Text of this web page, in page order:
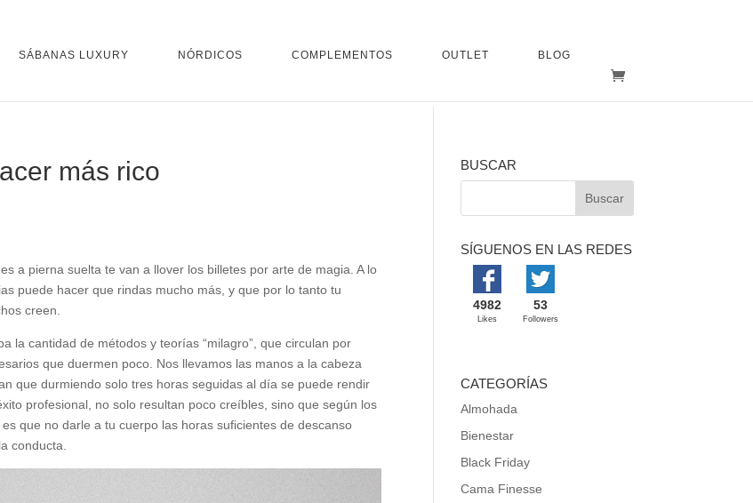
SÁBANAS LUXURY NÓRDICOS COMPLEMENTOS OUTLET BLOG
más rico
a pierna suelta te van a llover los billetes por arte de magia. A lo
puede hacer que rindas mucho más, y que por lo tanto tu
creen.
la cantidad de métodos y teorías “milagro”, que circulan por
que duermen poco. Nos llevamos las manos a la cabeza
que durmiendo solo tres horas seguidas al día se puede rendir
profesional, no solo resultan poco creíbles, sino que según los
es que no darle a tu cuerpo las horas suficientes de descanso
conducta.
BUSCAR
SÍGUENOS EN LAS REDES
4982
Likes
53
Followers
CATEGORÍAS
Almohada
Bienestar
Black Friday
Cama Finesse